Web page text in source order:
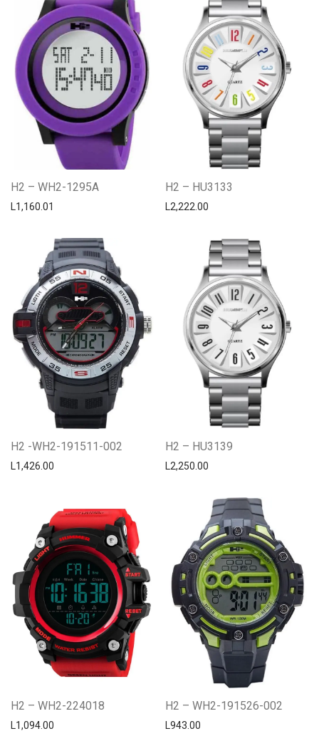
H2 – WH2-1295A
L1,160.01
H2 – HU3133
L2,222.00
H2 -WH2-191511-002
L1,426.00
H2 – HU3139
L2,250.00
H2 – WH2-224018
L1,094.00
H2 – WH2-191526-002
L943.00